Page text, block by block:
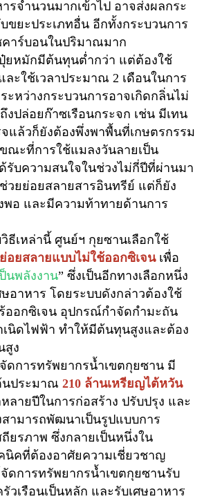
รจำนวนมากเข้าไป อาจส่งผลกระ
ขยะประเภทอื่น อีกทั้งกระบวนการ
คาร์บอนในปริมาณมาก
ยหมักมีต้นทุนต่ำกว่า แต่ต้องใช้
ะใช้เวลาประมาณ 2 เดือนในการ
หว่างกระบวนการอาจเกิดกลิ่นไม่
งปล่อยก๊าซเรือนกระจก เช่น มีเทน
จแล้วก็ยังต้องพึ่งพาพื้นที่เกษตรกรรม
ณะที่การใช้แมลงวันลายเป็น
รับความสนใจในช่วงไม่กี่ปีที่ผ่านมา
วยย่อยสลายสารอินทรีย์ แต่ก็ยัง
พอ และมีความท้าทายด้านการ
วิธีเหล่านี้ ศูนย์ฯ กุยซานเลือกใช้
อยสลายแบบไม่ใช้ออกซิเจน เพื่อ
นพลังงาน” ซึ่งเป็นอีกทางเลือกหนึ่ง
อาหาร โดยระบบดังกล่าวต้องใช้
ออกซิเจน อุปกรณ์กำจัดกำมะถัน
เนิดไฟฟ้า ทำให้มีต้นทุนสูงและต้อง
สูง
ดการทรัพยากรน้ำเขตกุยซาน มี
นประมาณ210 ล้านเหรียญไต้หวัน
ลายปีในการก่อสร้าง ปรับปรุง และ
ามารถพัฒนาเป็นรูปแบบการ
ยรภาพ ซึ่งกลายเป็นหนึ่งใน
นิคที่ต้องอาศัยความเชี่ยวชาญ
ดการทรัพยากรน้ำเขตกุยซานรับ
วเรือนเป็นหลัก และรับเศษอาหาร